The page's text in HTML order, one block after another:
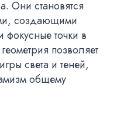
Они становятся
создающими
точки в
позволяет
света и теней,
общему